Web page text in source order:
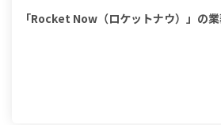
「Rocket Now（ロケットナウ）」の